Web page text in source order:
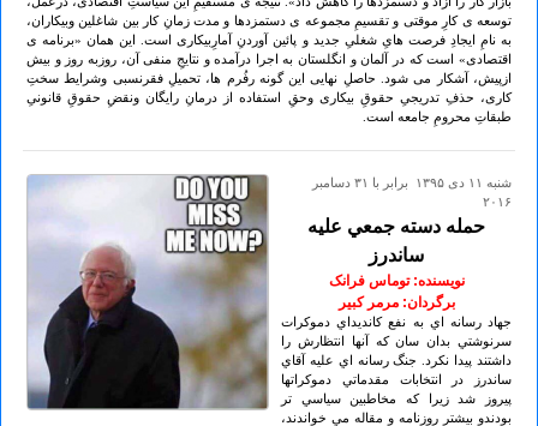
توسعه ى كارِ موقتى و تقسيمِ مجموعه ى دستمزدها و مدت زمانِ كار بين شاغلين وبيكاران،
به نامِ ايجادِ فرصت هاىِ شغلىِ جديد و پائين آوردنِ آمارِبيكارى است. اين همان «برنامه ى
اقتصادى» است كه در آلمان و انگلستان به اجرا درآمده و نتايجِ منفی آن، روزبه روز و بيش
ازپيش، آشكار مى شود. حاصلِ نهايى اين گونه رفُرم ها، تحميلِ فقرنسبى وشرايط سختِ
كارى، حذفِ تدريجىِ حقوقِ بيكارى وحقِ استفاده از درمانِ رايگان ونقضِ حقوقِ قانونىِ
طبقاتِ محرومِ جامعه است.
شنبه ۱۱ دی ۱۳۹۵ برابر با ۳۱ دسامبر
۲۰۱۶
حمله دسته جمعي عليه
ساندرز
نویسنده: توماس فرانک
برگردان: مرمر کبير
جهاد رسانه اي به نفع کانديداي دموکرات
سرنوشتي بدان سان که آنها انتظارش را
داشتند پيدا نکرد. جنگ رسانه اي عليه آقاي
ساندرز در انتخابات مقدماتي دموکراتها
پيروز شد زيرا که مخاطبين سياسي تر
بودندو بيشتر روزنامه و مقاله مي خواندند،